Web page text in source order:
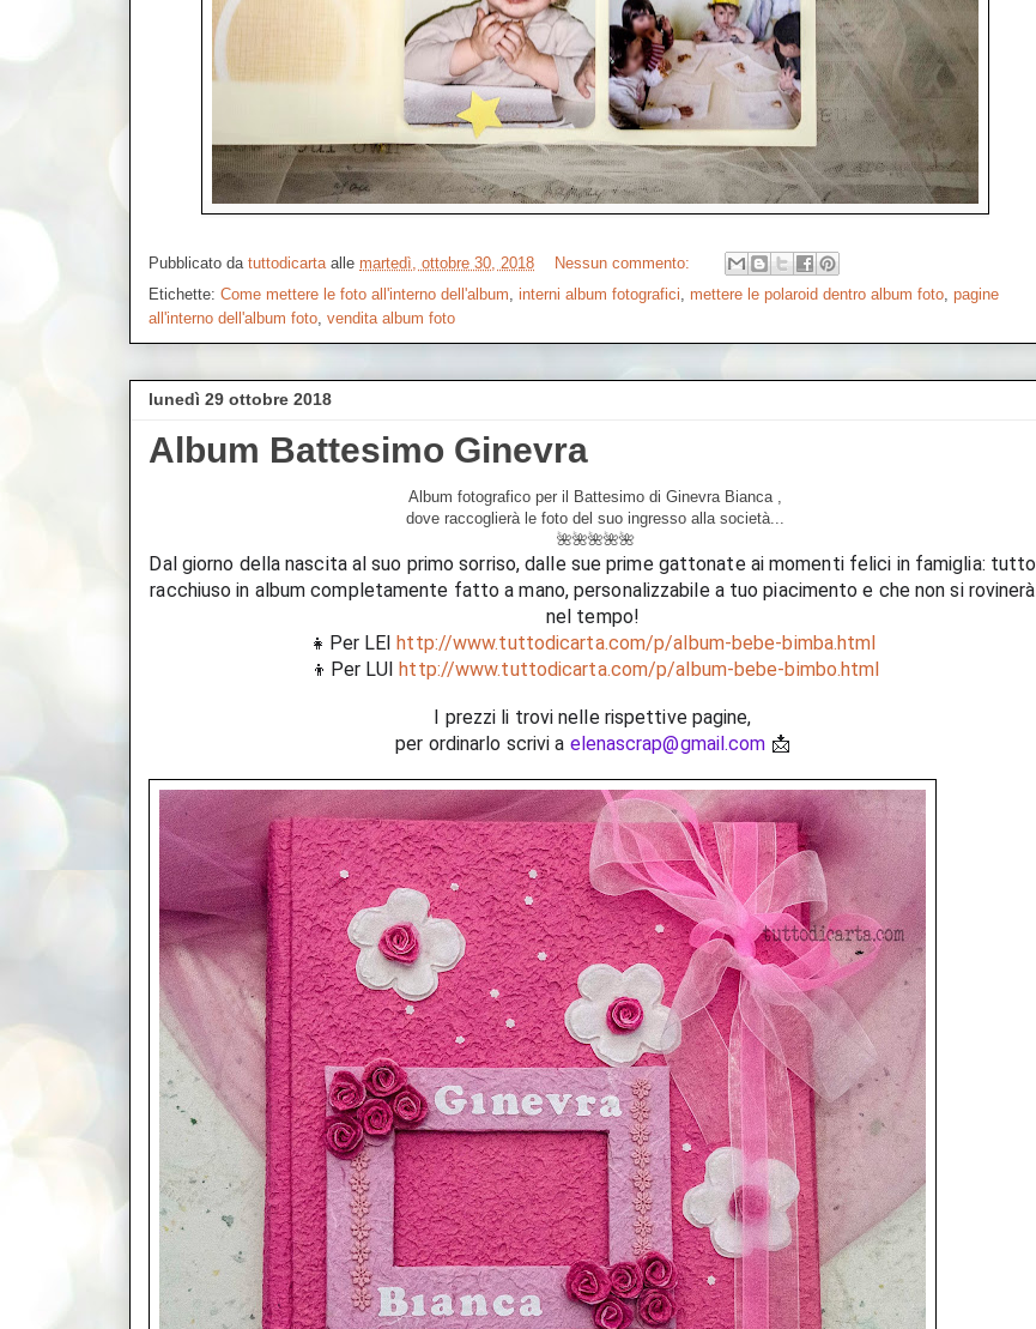
Pubblicato da tuttodicarta alle martedì, ottobre 30, 2018
Nessun commento:
Etichette: Come mettere le foto all'interno dell'album, interni album fotografici, mettere le polaroid dentro album foto, pagine
all'interno dell'album foto, vendita album foto
lunedì 29 ottobre 2018
Album Battesimo Ginevra
Album fotografico per il Battesimo di Ginevra Bianca ,
dove raccoglierà le foto del suo ingresso alla società...
🌺🌺🌺🌺🌺
Dal giorno della nascita al suo primo sorriso, dalle sue prime gattonate ai momenti felici in famiglia: tutto
racchiuso in album completamente fatto a mano, personalizzabile a tuo piacimento e che non si rovinerà
nel tempo!
👧Per LEI http://www.tuttodicarta.com/p/album-bebe-bimba.html
👦Per LUI http://www.tuttodicarta.com/p/album-bebe-bimbo.html
I prezzi li trovi nelle rispettive pagine,
per ordinarlo scrivi a elenascrap@gmail.com 📩